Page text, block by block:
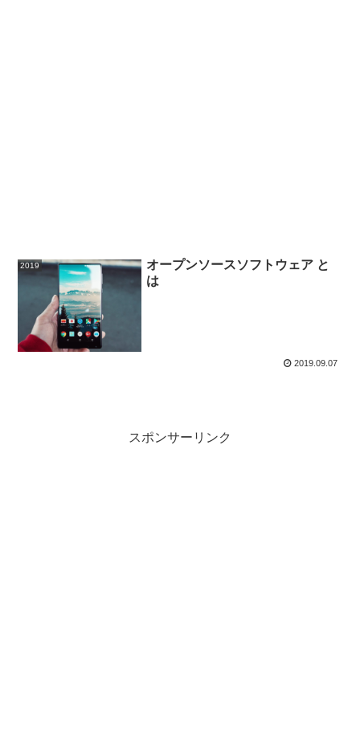
2019
オープンソースソフトウェア と
は
2019.09.07
スポンサーリンク